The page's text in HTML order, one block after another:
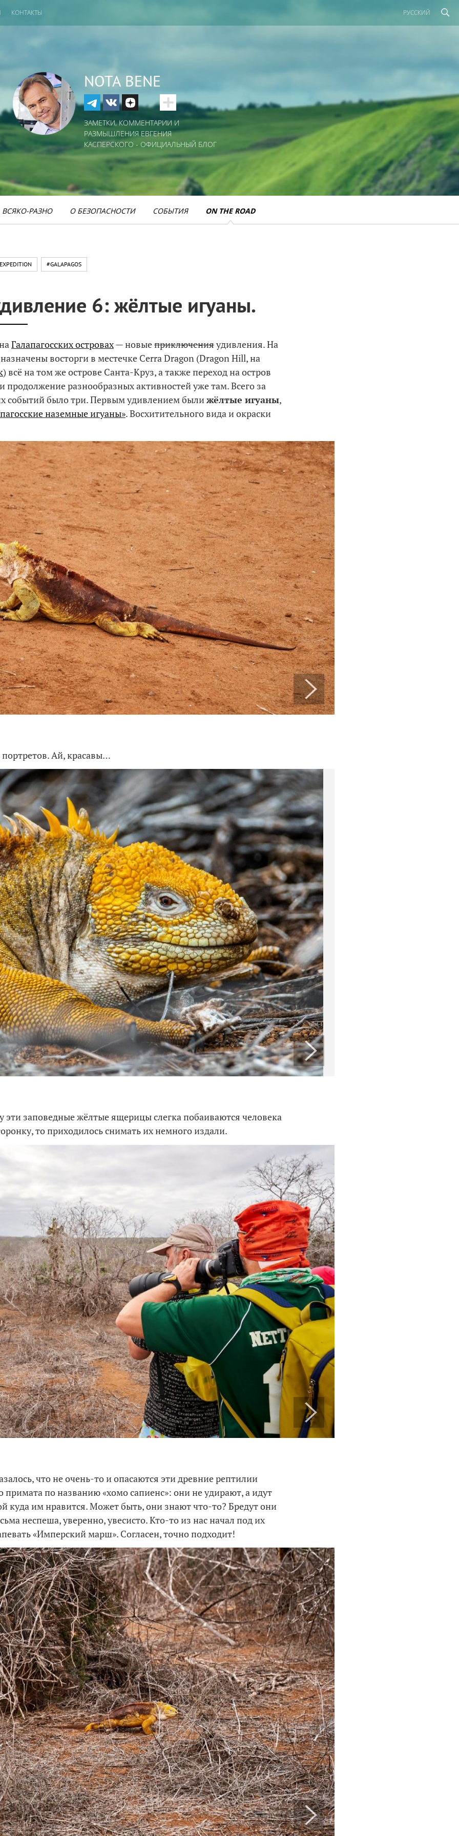
КОНТАКТЫ РУССКИЙ
NOTA BENE
ЗАМЕТКИ, КОММЕНТАРИИ И
РАЗМЫШЛЕНИЯ ЕВГЕНИЯ
КАСПЕРСКОГО - ОФИЦИАЛЬНЫЙ БЛОГ
ВСЯКО-РАЗНО О БЕЗОПАСНОСТИ СОБЫТИЯ ON THE ROAD
#GALAPAGOS
6: жёлтые игуаны.
Галапагосских островах— новыеприключенияудивления. На
восторги в местечке Cerra Dragon (Dragon Hill, на
) всё на том же острове Санта-Круз, а также переход на остров
продолжение разнообразных активностей уже там. Всего за
событий было три. Первым удивлением былижёлтые игуаны,
наземные игуаны». Восхитительного вида и окраски
Ай, красавы…
эти заповедные жёлтые ящерицы слегка побаиваются человека
то приходилось снимать их немного издали.
что не очень-то и опасаются эти древние рептилии
примата по названию «хомо сапиенс»: они не удирают, а идут
куда им нравится. Может быть, они знают что-то? Бредут они
неспеша, уверенно, увесисто. Кто-то из нас начал под их
«Имперский марш». Согласен, точно подходит!